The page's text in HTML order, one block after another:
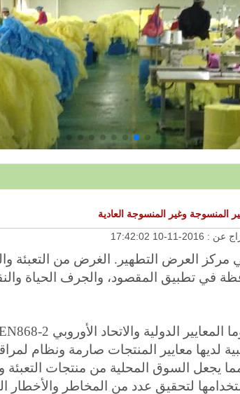
المنسوجة وغير المنسوجة العادية
عن : 2016-11-10 17:42:02
مركز العرض التطهير. الغرض من التعبئة
في تطبيق المقصود، والجرف الحياة
لديها معايير المنتجات صارمة ونظام
يجعل السوق المحلية من منتجات التعبئة
لتحقيق عدد من المخاطر والأخطار